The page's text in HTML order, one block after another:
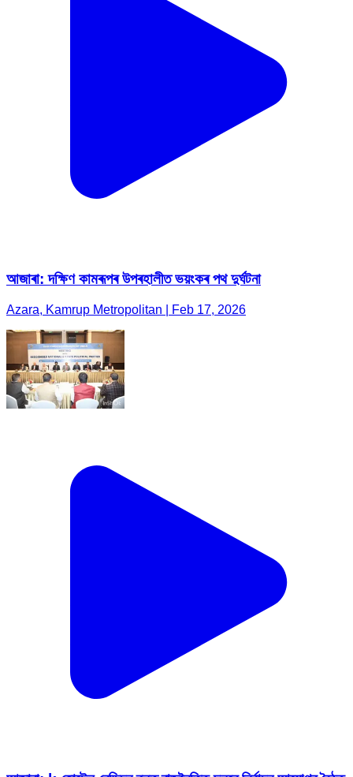
আজাৰা: দক্ষিণ কামৰূপৰ উপৰহালীত ভয়ংকৰ পথ দুৰ্ঘটনা
Azara, Kamrup Metropolitan | Feb 17, 2026